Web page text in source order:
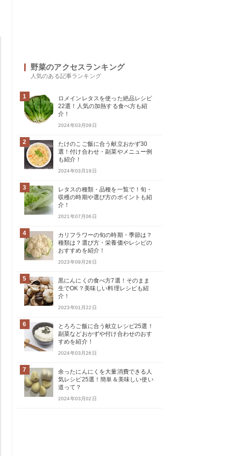
野菜のアクセスランキング
人気のある記事ランキング
1
ロメインレタスを使った絶品レシピ
22選！人気の加熱する食べ方も紹
介！
2024年03月09日
2
たけのこご飯に合う献立おかず30
選！付け合わせ・副菜やメニュー例
も紹介！
2024年03月19日
3
レタスの種類・品種を一覧で！旬・
収穫の時期や選び方のポイントも紹
介！
2021年07月06日
4
カリフラワーの旬の時期・季節は？
種類は？選び方・栄養価やレシピの
おすすめを紹介！
2023年09月28日
5
黒にんにくの食べ方7選！そのまま
生でOK？美味しい料理レシピも紹
介！
2023年01月22日
6
とろろご飯に合う献立レシピ25選！
副菜などおかずや付け合わせのおす
すめを紹介！
2024年03月26日
7
余ったにんにくを大量消費できる人
気レシピ25選！簡単＆美味しい使い
道って？
2024年03月02日